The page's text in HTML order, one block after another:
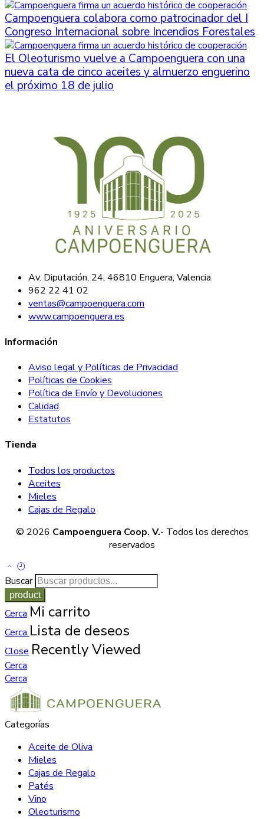
Campoenguera colabora como patrocinador del I
Congreso Internacional sobre Incendios Forestales
El Oleoturismo vuelve a Campoenguera con una
nueva cata de cinco aceites y almuerzo enguerino
el próximo 18 de julio
Av. Diputación, 24, 46810 Enguera, Valencia
962 22 41 02
ventas@campoenguera.com
www.campoenguera.es
Información
Aviso legal y Políticas de Privacidad
Políticas de Cookies
Política de Envío y Devoluciones
Calidad
Estatutos
Tienda
Todos los productos
Aceites
Mieles
Cajas de Regalo
© 2026 Campoenguera Coop. V.- Todos los derechos
reservados
Buscar
Cerca Mi carrito
Cerca Lista de deseos
Close Recently Viewed
Cerca
Cerca
Categorías
Aceite de Oliva
Mieles
Cajas de Regalo
Patés
Vino
Oleoturismo